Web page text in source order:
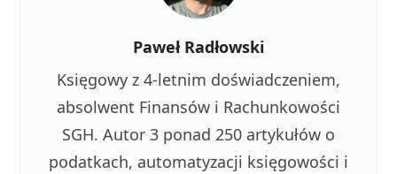
Paweł Radłowski
Księgowy z 4-letnim doświadczeniem,
absolwent Finansów i Rachunkowości
SGH. Autor 3 ponad 250 artykułów o
podatkach, automatyzacji księgowości i